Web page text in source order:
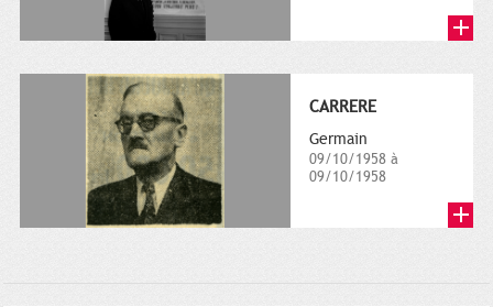
CARRERE
Germain
09/10/1958 à
09/10/1958